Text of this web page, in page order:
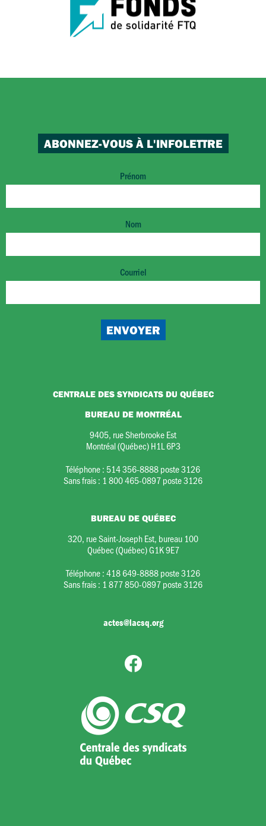
ABONNEZ-VOUS À L'INFOLETTRE
Prénom
Nom
Courriel
CENTRALE DES SYNDICATS DU QUÉBEC
BUREAU DE MONTRÉAL
9405, rue Sherbrooke Est
Montréal (Québec) H1L 6P3
Téléphone : 514 356-8888 poste 3126
Sans frais : 1 800 465-0897 poste 3126
BUREAU DE QUÉBEC
320, rue Saint-Joseph Est, bureau 100
Québec (Québec) G1K 9E7
Téléphone :418 649-8888 poste 3126
Sans frais : 1 877 850-0897 poste 3126
actes@lacsq.org